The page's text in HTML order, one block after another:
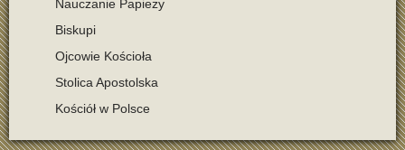
Nauczanie Papieży
Biskupi
Ojcowie Kościoła
Stolica Apostolska
Kościół w Polsce